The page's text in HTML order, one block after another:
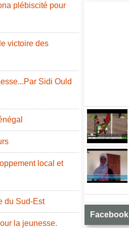
Facebook
plébiscité pour
victoire des
Sidi Ould
local et
du Sud-Est
la jeunesse.